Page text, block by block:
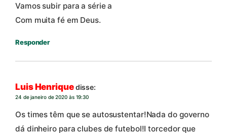
Vamos subir para a série a
Com muita fé em Deus.
Responder
Luis Henriquedisse:
24 de janeiro de 2020 às 19:30
Os times têm que se autosustentar!Nada do governo
dá dinheiro para clubes de futebol!I torcedor que